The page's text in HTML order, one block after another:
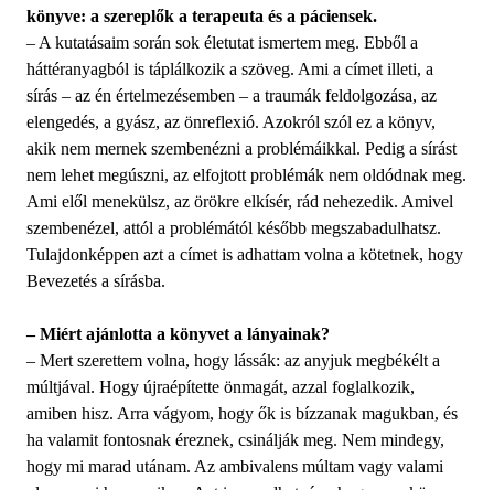
könyve: a szereplők a terapeuta és a páciensek.
– A kutatásaim során sok életutat ismertem meg. Ebből a
háttéranyagból is táplálkozik a szöveg. Ami a címet illeti, a
sírás – az én értelmezésemben – a traumák feldolgozása, az
elengedés, a gyász, az önreflexió. Azokról szól ez a könyv,
akik nem mernek szembenézni a problémáikkal. Pedig a sírást
nem lehet megúszni, az elfojtott problémák nem oldódnak meg.
Ami elől menekülsz, az örökre elkísér, rád nehezedik. Amivel
szembenézel, attól a problémától később megszabadulhatsz.
Tulajdonképpen azt a címet is adhattam volna a kötetnek, hogy
Bevezetés a sírásba.
– Miért ajánlotta a könyvet a lányainak?
– Mert szerettem volna, hogy lássák: az anyjuk megbékélt a
múltjával. Hogy újraépítette önmagát, azzal foglalkozik,
amiben hisz. Arra vágyom, hogy ők is bízzanak magukban, és
ha valamit fontosnak éreznek, csinálják meg. Nem mindegy,
hogy mi marad utánam. Az ambivalens múltam vagy valami